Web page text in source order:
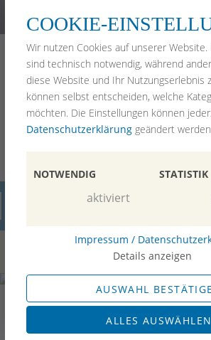
COOKIE-
Wir nutzen Cookies auf unserer Website.
sind technisch notwendig, während
diese Website und Ihr Nutzungserlebnis
können selbst entscheiden, welche
möchten. Die Einstellungen können
Datenschutzerklärunggeändert
NOTWENDIG
aktiviert
STATISTIK
Impressum /
Details anzeigen
AUSWAHL
ALLES AUSWÄHLEN
(089) 99 92 97 2-0 kanzlei@pawlik-
Home
Arbeitsrecht
Erbrecht & Vorsorge
Mietrecht
Anwälte
Impressum